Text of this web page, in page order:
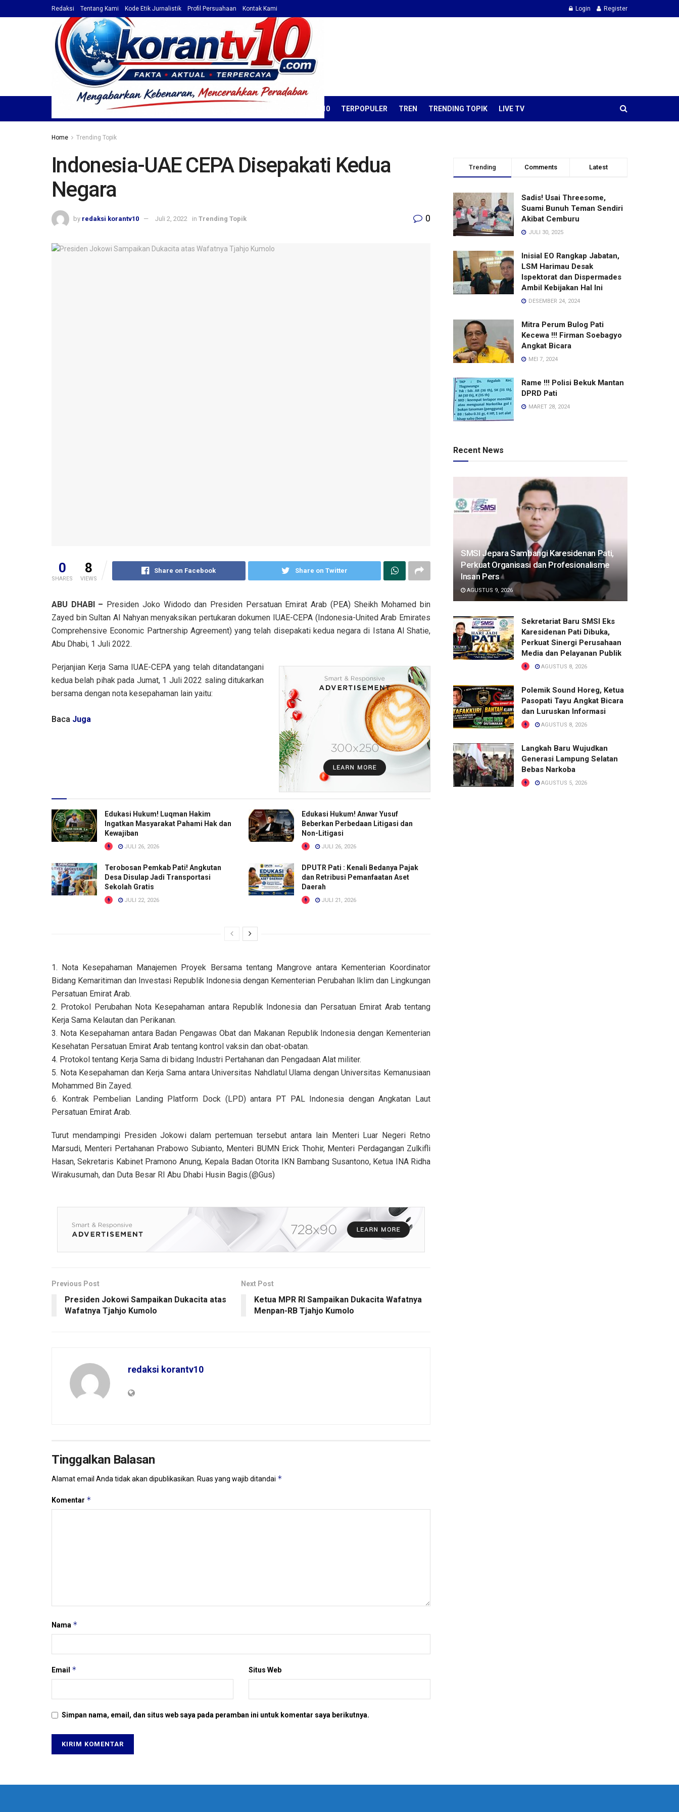
Redaksi Tentang Kami Kode Etik Jurnalistik Profil Persuahaan Kontak Kami Login Register
TOP NEWS BERITA KORAN TV10 TERPOPULER TREN TRENDING TOPIK LIVE TV
Home Trending Topik
Indonesia-UAE CEPA Disepakati Kedua
Negara
by redaksi korantv10 Juli 2, 2022 in Trending Topik 0
0
SHARES
8
VIEWS
Share on Facebook Share on Twitter
ABU DHABI – Presiden Joko Widodo dan Presiden Persatuan Emirat Arab (PEA) Sheikh Mohamed bin
Zayed bin Sultan Al Nahyan menyaksikan pertukaran dokumen IUAE-CEPA (Indonesia-United Arab Emirates
Comprehensive Economic Partnership Agreement) yang telah disepakati kedua negara di Istana Al Shatie,
Abu Dhabi, 1 Juli 2022.
Perjanjian Kerja Sama IUAE-CEPA yang telah ditandatangani
kedua belah pihak pada Jumat, 1 Juli 2022 saling ditukarkan
bersama dengan nota kesepahaman lain yaitu:
Baca Juga
Edukasi Hukum! Luqman Hakim
Ingatkan Masyarakat Pahami Hak dan
Kewajiban
JULI 26, 2026
Edukasi Hukum! Anwar Yusuf
Beberkan Perbedaan Litigasi dan
Non-Litigasi
JULI 26, 2026
Terobosan Pemkab Pati! Angkutan
Desa Disulap Jadi Transportasi
Sekolah Gratis
JULI 22, 2026
DPUTR Pati : Kenali Bedanya Pajak
dan Retribusi Pemanfaatan Aset
Daerah
JULI 21, 2026
1. Nota Kesepahaman Manajemen Proyek Bersama tentang Mangrove antara Kementerian Koordinator
Bidang Kemaritiman dan Investasi Republik Indonesia dengan Kementerian Perubahan Iklim dan Lingkungan
Persatuan Emirat Arab.
2. Protokol Perubahan Nota Kesepahaman antara Republik Indonesia dan Persatuan Emirat Arab tentang
Kerja Sama Kelautan dan Perikanan.
3. Nota Kesepahaman antara Badan Pengawas Obat dan Makanan Republik Indonesia dengan Kementerian
Kesehatan Persatuan Emirat Arab tentang kontrol vaksin dan obat-obatan.
4. Protokol tentang Kerja Sama di bidang Industri Pertahanan dan Pengadaan Alat militer.
5. Nota Kesepahaman dan Kerja Sama antara Universitas Nahdlatul Ulama dengan Universitas Kemanusiaan
Mohammed Bin Zayed.
6. Kontrak Pembelian Landing Platform Dock (LPD) antara PT PAL Indonesia dengan Angkatan Laut
Persatuan Emirat Arab.
Turut mendampingi Presiden Jokowi dalam pertemuan tersebut antara lain Menteri Luar Negeri Retno
Marsudi, Menteri Pertahanan Prabowo Subianto, Menteri BUMN Erick Thohir, Menteri Perdagangan Zulkifli
Hasan, Sekretaris Kabinet Pramono Anung, Kepala Badan Otorita IKN Bambang Susantono, Ketua INA Ridha
Wirakusumah, dan Duta Besar RI Abu Dhabi Husin Bagis.(@Gus)
Previous Post
Presiden Jokowi Sampaikan Dukacita atas
Wafatnya Tjahjo Kumolo
Next Post
Ketua MPR RI Sampaikan Dukacita Wafatnya
Menpan-RB Tjahjo Kumolo
redaksi korantv10
Tinggalkan Balasan
Alamat email Anda tidak akan dipublikasikan. Ruas yang wajib ditandai *
Komentar *
Nama *
Email * Situs Web
Simpan nama, email, dan situs web saya pada peramban ini untuk komentar saya berikutnya.
Trending Comments Latest
Sadis! Usai Threesome,
Suami Bunuh Teman Sendiri
Akibat Cemburu
JULI 30, 2025
Inisial EO Rangkap Jabatan,
LSM Harimau Desak
Ispektorat dan Dispermades
Ambil Kebijakan Hal Ini
DESEMBER 24, 2024
Mitra Perum Bulog Pati
Kecewa !!! Firman Soebagyo
Angkat Bicara
MEI 7, 2024
Rame !!! Polisi Bekuk Mantan
DPRD Pati
MARET 28, 2024
Recent News
SMSI Jepara Sambangi Karesidenan Pati,
Perkuat Organisasi dan Profesionalisme
Insan Pers
AGUSTUS 9, 2026
Sekretariat Baru SMSI Eks
Karesidenan Pati Dibuka,
Perkuat Sinergi Perusahaan
Media dan Pelayanan Publik
AGUSTUS 8, 2026
Polemik Sound Horeg, Ketua
Pasopati Tayu Angkat Bicara
dan Luruskan Informasi
AGUSTUS 8, 2026
Langkah Baru Wujudkan
Generasi Lampung Selatan
Bebas Narkoba
AGUSTUS 5, 2026